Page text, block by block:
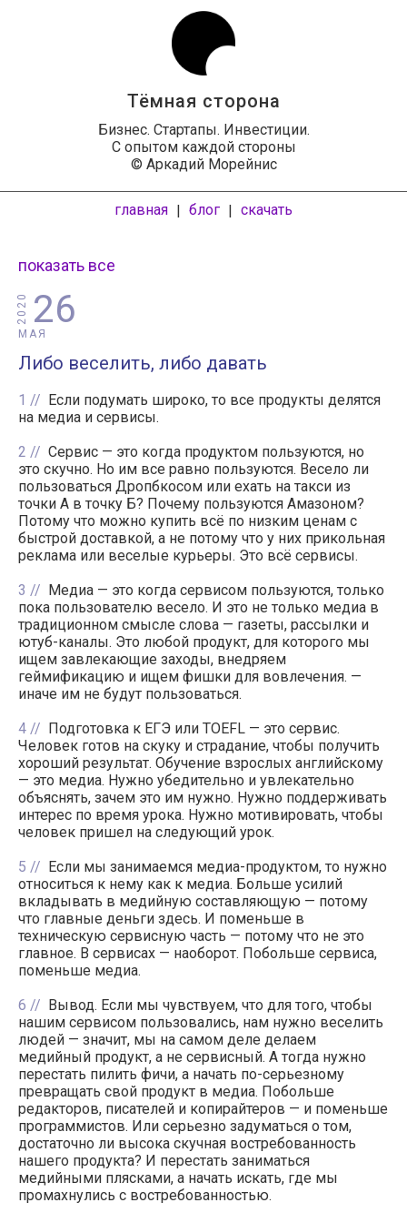
Тёмная сторона
Бизнес. Стартапы. Инвестиции.
С опытом каждой стороны
© Аркадий Морейнис
главная | блог | скачать
показать все
26
МАЯ
2020
Либо веселить, либо давать
1
Если подумать широко, то все продукты делятся
на медиа и сервисы.
2
Сервис — это когда продуктом пользуются, но
это скучно. Но им все равно пользуются. Весело ли
пользоваться Дропбкосом или ехать на такси из
точки А в точку Б? Почему пользуются Амазоном?
Потому что можно купить всё по низким ценам с
быстрой доставкой, а не потому что у них прикольная
реклама или веселые курьеры. Это всё сервисы.
3
Медиа — это когда сервисом пользуются, только
пока пользователю весело. И это не только медиа в
традиционном смысле слова — газеты, рассылки и
ютуб-каналы. Это любой продукт, для которого мы
ищем завлекающие заходы, внедряем
геймификацию и ищем фишки для вовлечения. —
иначе им не будут пользоваться.
4
Подготовка к ЕГЭ или TOEFL — это сервис.
Человек готов на скуку и страдание, чтобы получить
хороший результат. Обучение взрослых английскому
— это медиа. Нужно убедительно и увлекательно
объяснять, зачем это им нужно. Нужно поддерживать
интерес по время урока. Нужно мотивировать, чтобы
человек пришел на следующий урок.
5
Если мы занимаемся медиа-продуктом, то нужно
относиться к нему как к медиа. Больше усилий
вкладывать в медийную составляющую — потому
что главные деньги здесь. И поменьше в
техническую сервисную часть — потому что не это
главное. В сервисах — наоборот. Побольше сервиса,
поменьше медиа.
6
Вывод. Если мы чувствуем, что для того, чтобы
нашим сервисом пользовались, нам нужно веселить
людей — значит, мы на самом деле делаем
медийный продукт, а не сервисный. А тогда нужно
перестать пилить фичи, а начать по-серьезному
превращать свой продукт в медиа. Побольше
редакторов, писателей и копирайтеров — и поменьше
программистов. Или серьезно задуматься о том,
достаточно ли высока скучная востребованность
нашего продукта? И перестать заниматься
медийными плясками, а начать искать, где мы
промахнулись с востребованностью.